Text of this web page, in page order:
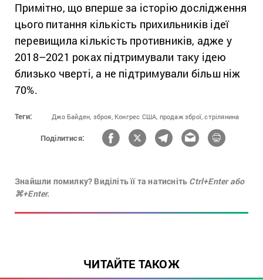
Примітно, що вперше за історію дослідження
цього питання кількість прихильників ідеї
перевищила кількість противників, адже у
2018–2021 роках підтримували таку ідею
близько чверті, а не підтримували більш ніж
70%.
Теги: Джо Байден, зброя, Конгрес США, продаж зброї, стрілянина
Поділитися:
Знайшли помилку? Виділіть її та натисніть Ctrl+Enter або
⌘+Enter.
ЧИТАЙТЕ ТАКОЖ